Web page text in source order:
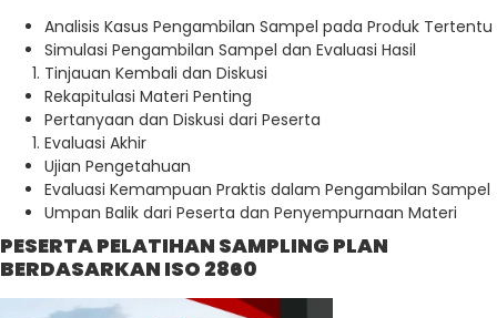
Analisis Kasus Pengambilan Sampel pada Produk Tertentu
Simulasi Pengambilan Sampel dan Evaluasi Hasil
Tinjauan Kembali dan Diskusi
Rekapitulasi Materi Penting
Pertanyaan dan Diskusi dari Peserta
Evaluasi Akhir
Ujian Pengetahuan
Evaluasi Kemampuan Praktis dalam Pengambilan Sampel
Umpan Balik dari Peserta dan Penyempurnaan Materi
PESERTA PELATIHAN SAMPLING PLAN
BERDASARKAN ISO 2860